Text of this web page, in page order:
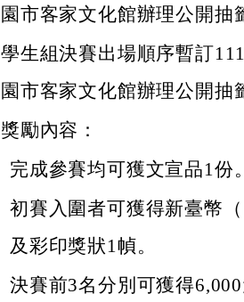
園市客家文化館辦理公開抽
學生組決賽出場順序暫訂
園市客家文化館辦理公開抽
獎勵內容：
完成參賽均可獲文宣品1份。
初賽入圍者可獲得新臺幣
及彩印獎狀1幀。
決賽前3名分別可獲得